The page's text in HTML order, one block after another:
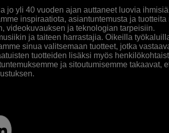
jo yli 40 vuoden ajan auttaneet luovia ihmisiä
inspiraatiota, asiantuntemusta ja tuotteita
videokuvauksen ja teknologian tarpeisiin.
ja taiteen harrastajia. Oikeilla
sinua valitsemaan tuotteet, jotka
tuotteiden lisäksi myös
ja sitoutumisemme takaavat,